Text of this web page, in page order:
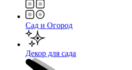
Сад и Огород
Декор для сада